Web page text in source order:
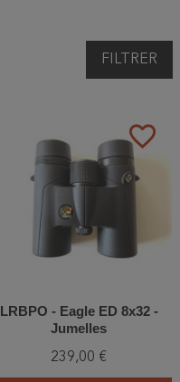
FILTRER
favorite_border
LRBPO - Eagle ED 8x32 -
Jumelles
239,00 €